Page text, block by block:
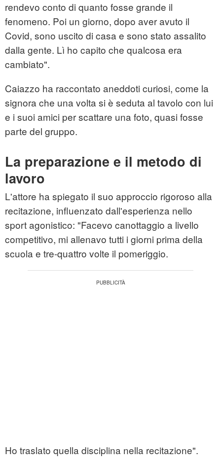
rendevo conto di quanto fosse grande il
fenomeno. Poi un giorno, dopo aver avuto il
Covid, sono uscito di casa e sono stato assalito
dalla gente. Lì ho capito che qualcosa era
cambiato".
Caiazzo ha raccontato aneddoti curiosi, come la
signora che una volta si è seduta al tavolo con lui
e i suoi amici per scattare una foto, quasi fosse
parte del gruppo.
La preparazione e il metodo di
lavoro
L'attore ha spiegato il suo approccio rigoroso alla
recitazione, influenzato dall'esperienza nello
sport agonistico: "Facevo canottaggio a livello
competitivo, mi allenavo tutti i giorni prima della
scuola e tre-quattro volte il pomeriggio.
Ho traslato quella disciplina nella recitazione".